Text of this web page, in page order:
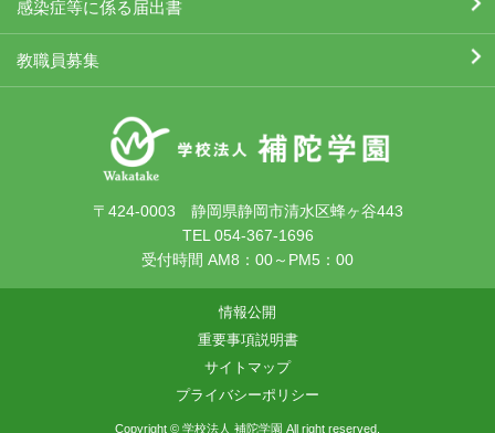
感染症等に係る届出書
教職員募集
〒424-0003 静岡県静岡市清水区蜂ヶ谷443
TEL 054-367-1696
受付時間 AM8：00～PM5：00
情報公開
重要事項説明書
サイトマップ
プライバシーポリシー
Copyright © 学校法人 補陀学園 All right reserved.